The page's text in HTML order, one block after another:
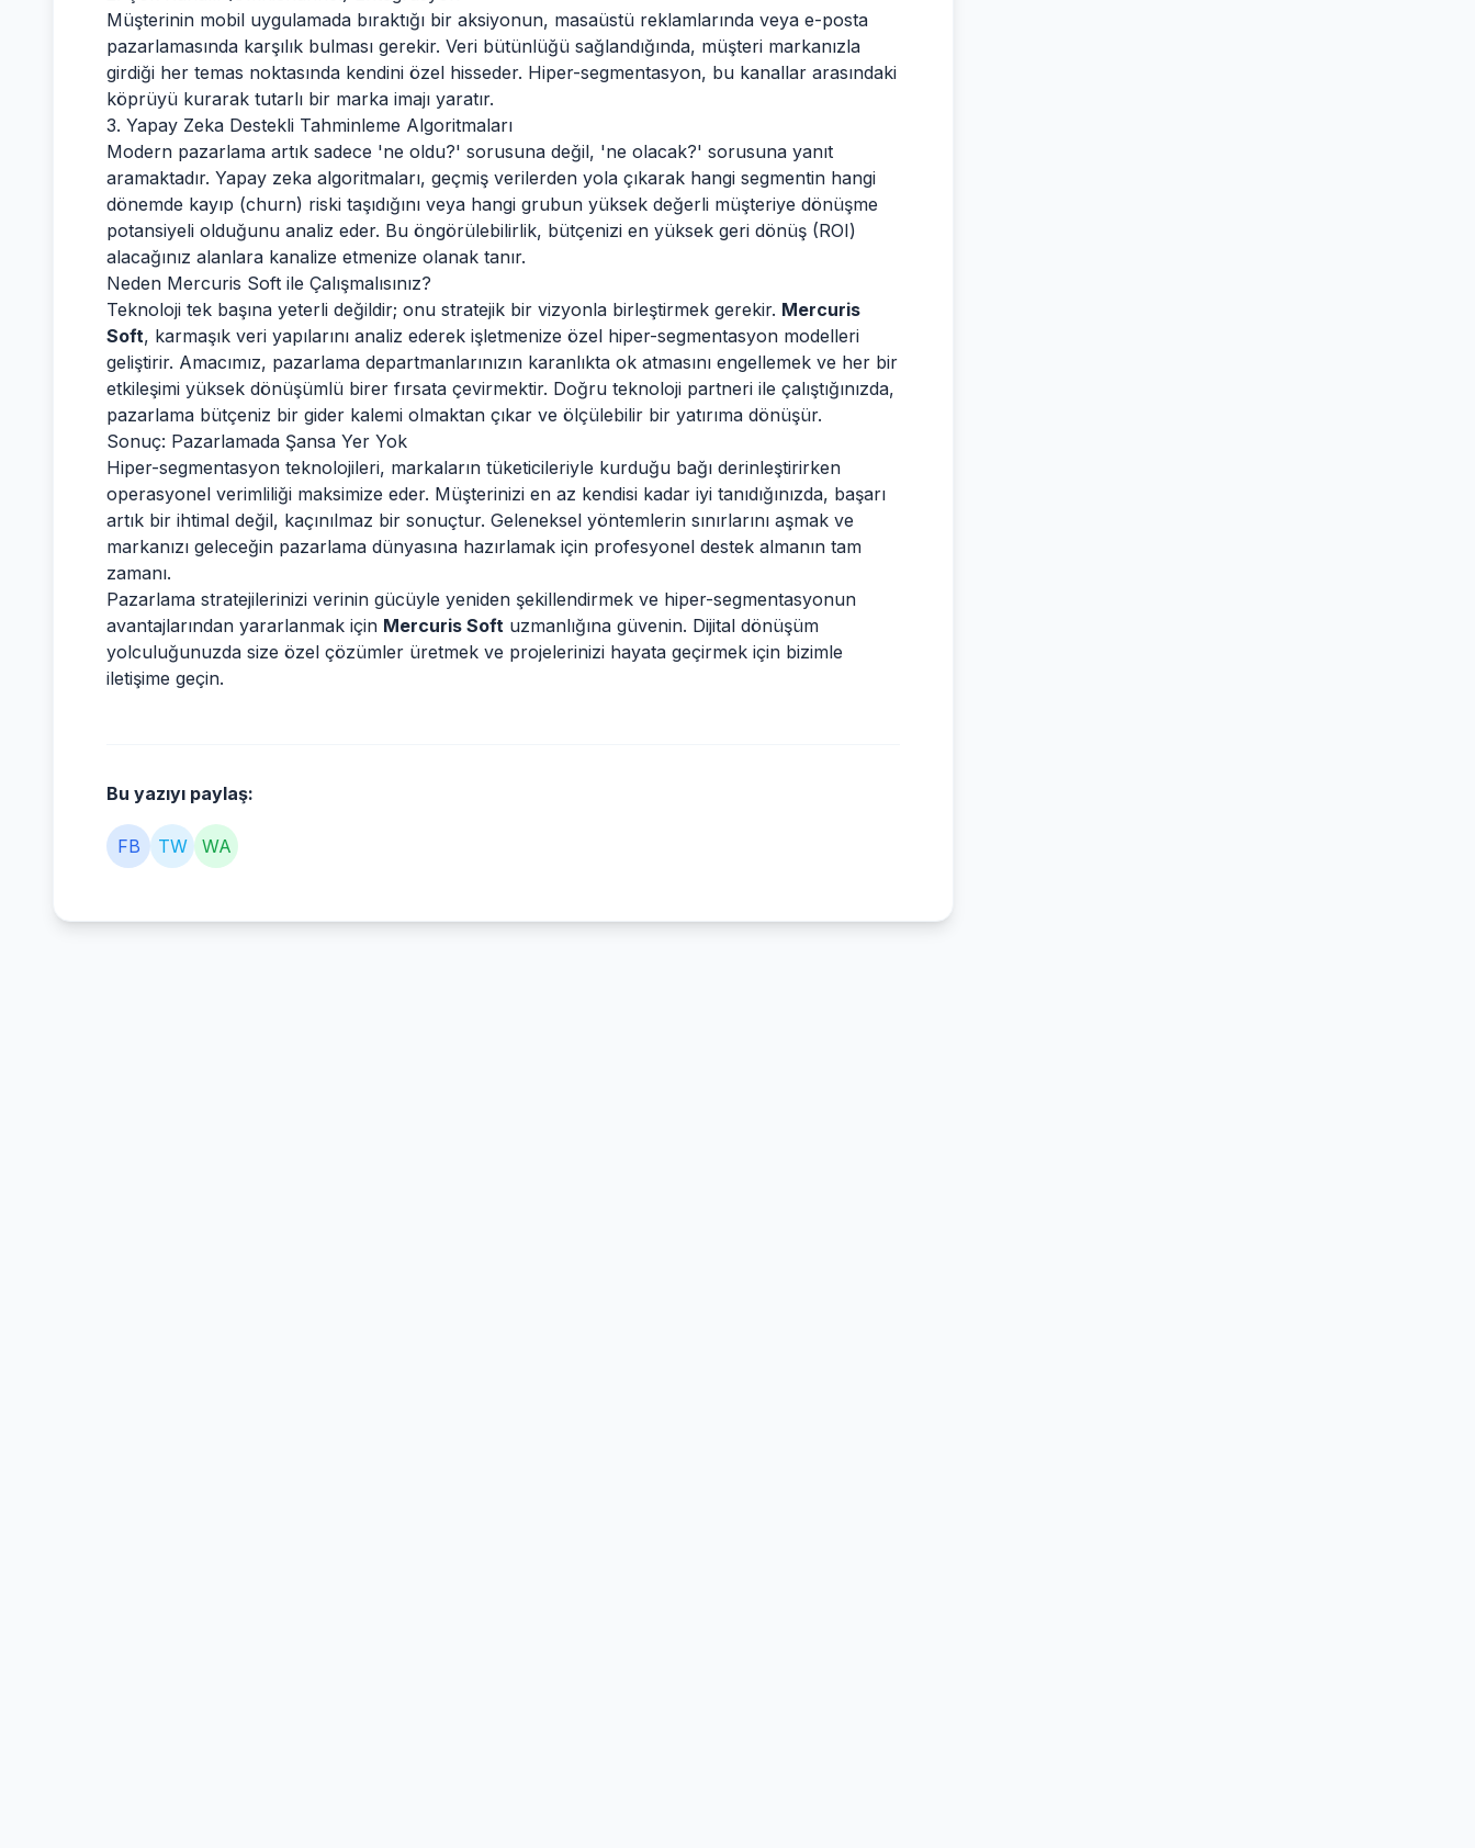
Müşterinin mobil uygulamada bıraktığı bir aksiyonun, masaüstü reklamlarında veya e-posta
pazarlamasında karşılık bulması gerekir. Veri bütünlüğü sağlandığında, müşteri markanızla
girdiği her temas noktasında kendini özel hisseder. Hiper-segmentasyon, bu kanallar arasındaki
köprüyü kurarak tutarlı bir marka imajı yaratır.
3. Yapay Zeka Destekli Tahminleme Algoritmaları
Modern pazarlama artık sadece 'ne oldu?' sorusuna değil, 'ne olacak?' sorusuna yanıt
aramaktadır. Yapay zeka algoritmaları, geçmiş verilerden yola çıkarak hangi segmentin hangi
dönemde kayıp (churn) riski taşıdığını veya hangi grubun yüksek değerli müşteriye dönüşme
potansiyeli olduğunu analiz eder. Bu öngörülebilirlik, bütçenizi en yüksek geri dönüş (ROI)
alacağınız alanlara kanalize etmenize olanak tanır.
Neden Mercuris Soft ile Çalışmalısınız?
Teknoloji tek başına yeterli değildir; onu stratejik bir vizyonla birleştirmek gerekir. Mercuris
Soft, karmaşık veri yapılarını analiz ederek işletmenize özel hiper-segmentasyon modelleri
geliştirir. Amacımız, pazarlama departmanlarınızın karanlıkta ok atmasını engellemek ve her bir
etkileşimi yüksek dönüşümlü birer fırsata çevirmektir. Doğru teknoloji partneri ile çalıştığınızda,
pazarlama bütçeniz bir gider kalemi olmaktan çıkar ve ölçülebilir bir yatırıma dönüşür.
Sonuç: Pazarlamada Şansa Yer Yok
Hiper-segmentasyon teknolojileri, markaların tüketicileriyle kurduğu bağı derinleştirirken
operasyonel verimliliği maksimize eder. Müşterinizi en az kendisi kadar iyi tanıdığınızda, başarı
artık bir ihtimal değil, kaçınılmaz bir sonuçtur. Geleneksel yöntemlerin sınırlarını aşmak ve
markanızı geleceğin pazarlama dünyasına hazırlamak için profesyonel destek almanın tam
zamanı.
Pazarlama stratejilerinizi verinin gücüyle yeniden şekillendirmek ve hiper-segmentasyonun
avantajlarından yararlanmak için Mercuris Soft uzmanlığına güvenin. Dijital dönüşüm
yolculuğunuzda size özel çözümler üretmek ve projelerinizi hayata geçirmek için bizimle
iletişime geçin.
Bu yazıyı paylaş:
FB TW WA